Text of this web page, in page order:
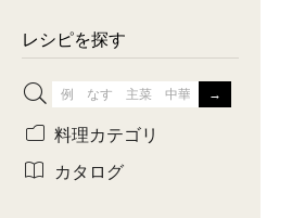
レシピを探す
料理カテゴリ
カタログ